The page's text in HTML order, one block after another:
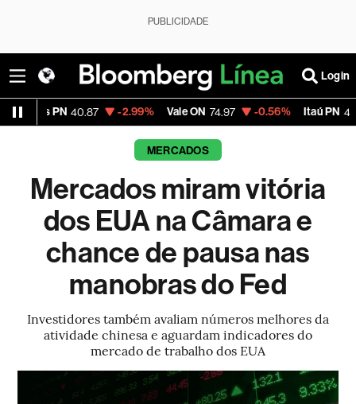
PUBLICIDADE
Login
-2.99% Vale ON 74.97 -0.56% Itaú PN 40.75 -2.58%
MERCADOS
Mercados miram vitória
dos EUA na Câmara e
chance de pausa nas
manobras do Fed
Investidores também avaliam números melhores da
atividade chinesa e aguardam indicadores do
mercado de trabalho dos EUA